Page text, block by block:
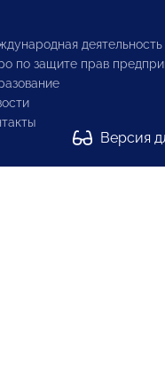
деятельность
по защите прав
Версия